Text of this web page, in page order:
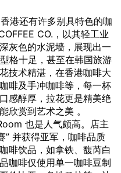
港还有许多别具特色的咖
CO.，以其轻工业
灰色的水泥墙，展现出一
格十足，甚至在韩国旅游
技术精湛，在香港咖啡大
啡及手冲咖啡等，每一杯
感醇厚，拉花更是精美绝
欣赏到艺术之美 。
也是人气颇高。店主
” 并获得亚军，咖啡品质
啡饮品，如拿铁、馥芮白
咖啡仅使用单一咖啡豆制